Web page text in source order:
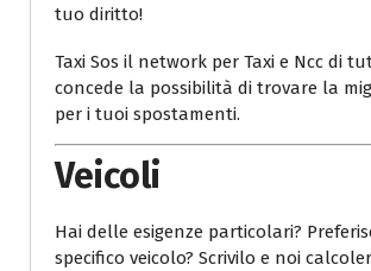
tuo diritto!
Taxi Sos il network per Taxi e Ncc di
concede la possibilità di trovare la
per i tuoi spostamenti.
Veicoli
Hai delle esigenze particolari?
specifico veicolo? Scrivilo e noi